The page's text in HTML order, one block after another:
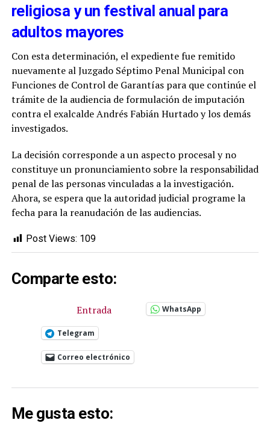
religiosa y un festival anual para
adultos mayores
Con esta determinación, el expediente fue remitido
nuevamente al Juzgado Séptimo Penal Municipal con
Funciones de Control de Garantías para que continúe el
trámite de la audiencia de formulación de imputación
contra el exalcalde Andrés Fabián Hurtado y los demás
investigados.
La decisión corresponde a un aspecto procesal y no
constituye un pronunciamiento sobre la responsabilidad
penal de las personas vinculadas a la investigación.
Ahora, se espera que la autoridad judicial programe la
fecha para la reanudación de las audiencias.
Post Views: 109
Comparte esto:
Entrada WhatsApp
Telegram
Correo electrónico
Me gusta esto: